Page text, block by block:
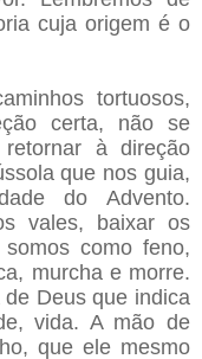
cuja origem é o
tortuosos,
certa, não se
à direção
que nos guia,
do Advento.
vales, baixar os
como feno,
murcha e morre.
Deus que indica
vida. A mão de
que ele mesmo